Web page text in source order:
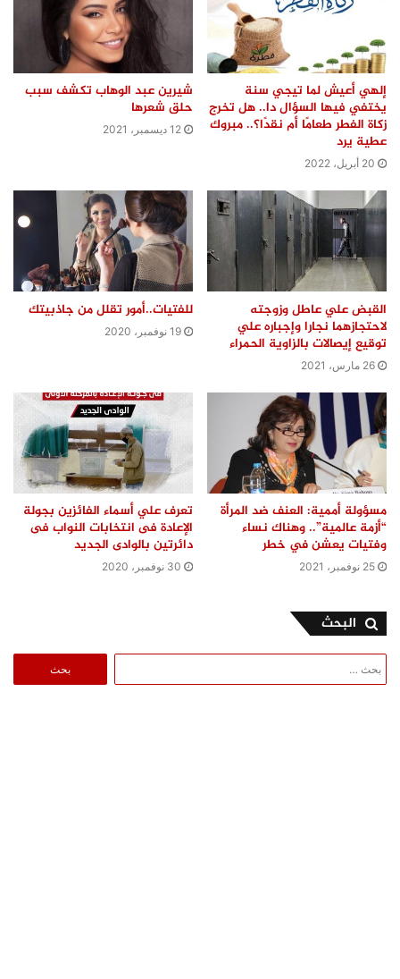
إلهي أعيش لما تيجي سنة
يختفي فيها السؤال دا.. هل تخرج
زكاة الفطر طعامًا أم نقدًا؟.. مبروك
عطية يرد
20 أبريل، 2022
شيرين عبد الوهاب تكشف سبب
حلق شعرها
12 ديسمبر، 2021
القبض علي عاطل وزوجته
لاحتجازهما نجارا وإجباره علي
توقيع إيصالات بالزاوية الحمراء
26 مارس، 2021
للفتيات..أمور تقلل من جاذبيتك
19 نوفمبر، 2020
مسؤولة أممية: العنف ضد المرأة
“أزمة عالمية”.. وهناك نساء
وفتيات يعشن في خطر
25 نوفمبر، 2021
تعرف علي أسماء الفائزين بجولة
الإعادة فى انتخابات النواب فى
دائرتين بالوادى الجديد
30 نوفمبر، 2020
البحث
عن: